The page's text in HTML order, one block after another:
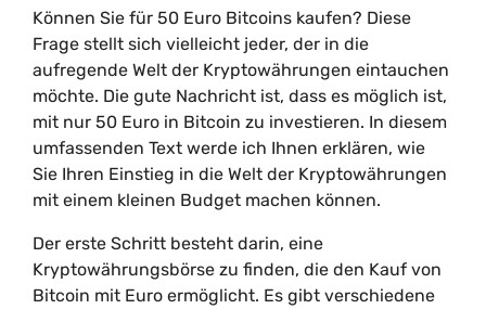
Können Sie für 50 Euro Bitcoins kaufen? Diese
Frage stellt sich vielleicht jeder, der in die
aufregende Welt der Kryptowährungen eintauchen
möchte. Die gute Nachricht ist, dass es möglich ist,
mit nur 50 Euro in Bitcoin zu investieren. In diesem
umfassenden Text werde ich Ihnen erklären, wie
Sie Ihren Einstieg in die Welt der Kryptowährungen
mit einem kleinen Budget machen können.
Der erste Schritt besteht darin, eine
Kryptowährungsbörse zu finden, die den Kauf von
Bitcoin mit Euro ermöglicht. Es gibt verschiedene